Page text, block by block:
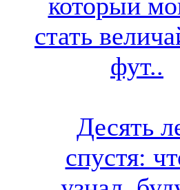
стать
фут..
Десять
спустя: